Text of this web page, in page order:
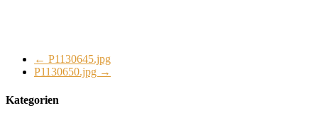
← P1130645.jpg
P1130650.jpg →
Kategorien